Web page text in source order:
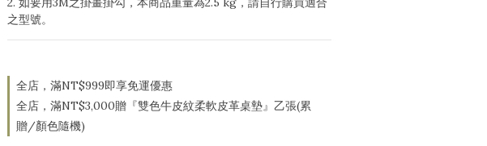
之型號。
全店，滿NT$999即享免運優惠
全店，滿NT$3,000贈『雙色牛皮紋柔軟皮革桌墊』乙張(累
贈/顏色隨機)